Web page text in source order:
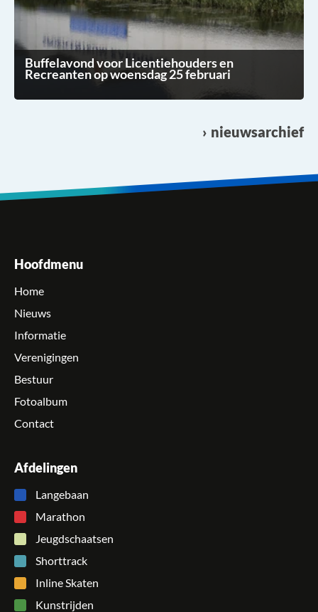
Buffelavond voor Licentiehouders en
Recreanten op woensdag 25 februari
nieuwsarchief
Hoofdmenu
Home
Nieuws
Informatie
Verenigingen
Bestuur
Fotoalbum
Contact
Afdelingen
Langebaan
Marathon
Jeugdschaatsen
Shorttrack
Inline Skaten
Kunstrijden